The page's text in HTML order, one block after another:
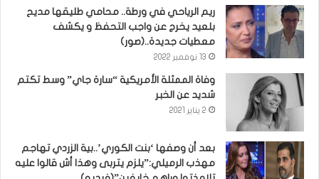
ريم الرياحي في ورطة.. محامي طليقها مديح
بلعيد يخرج عن واجب التحفظ و يكشف
معطيات جديدة..(صور)
13 نوفمبر 2022
وفاة الممثلة الأمريكية “سارة جاي” وسط تكتم
شديد عن الخبر
2 يناير 2021
بعد أن وصفها ‘بنت الكوري’..بية الزردي تهاجم
مهذب الرميلي:”يلزم يتربى وهذا أش قالوا عليه